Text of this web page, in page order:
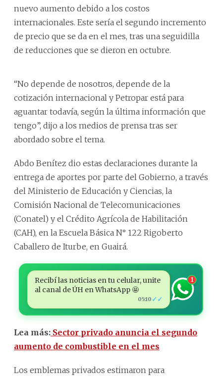
nuevo aumento debido a los costos
internacionales. Este sería el segundo incremento
de precio que se da en el mes, tras una seguidilla
de reducciones que se dieron en octubre.
“No depende de nosotros, depende de la
cotización internacional y Petropar está para
aguantar todavía, según la última información que
tengo”, dijo a los medios de prensa tras ser
abordado sobre el tema.
Abdo Benítez dio estas declaraciones durante la
entrega de aportes por parte del Gobierno, a través
del Ministerio de Educación y Ciencias, la
Comisión Nacional de Telecomunicaciones
(Conatel) y el Crédito Agrícola de Habilitación
(CAH), en la Escuela Básica N° 122 Rigoberto
Caballero de Iturbe, en Guairá.
Recibí las noticias en tu celular, unite
al canal de ÚH en WhatsApp 🤩
05:10 ✓✓
1
Lea más: Sector privado anuncia el segundo
aumento de combustible en el mes
Los emblemas privados estimaron para